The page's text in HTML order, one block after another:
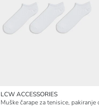
LCW ACCESSORIES